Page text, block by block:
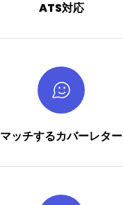
ATS対応
マッチするカバーレター